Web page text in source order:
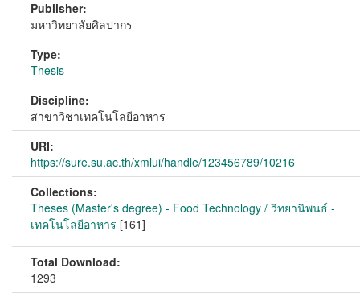
Publisher:
มหาวิทยาลัยศิลปากร
Type:
Thesis
Discipline:
สาขาวิชาเทคโนโลยีอาหาร
URI:
https://sure.su.ac.th/xmlui/handle/123456789/10216
Collections:
Theses (Master's degree) - Food Technology / วิทยานิพนธ์ -
เทคโนโลยีอาหาร [161]
Total Download:
1293